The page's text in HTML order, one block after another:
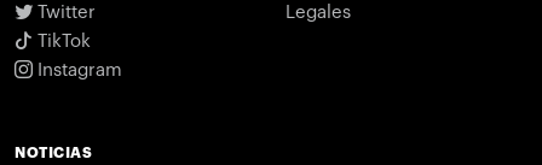
Twitter
TikTok
Instagram
Legales
NOTICIAS